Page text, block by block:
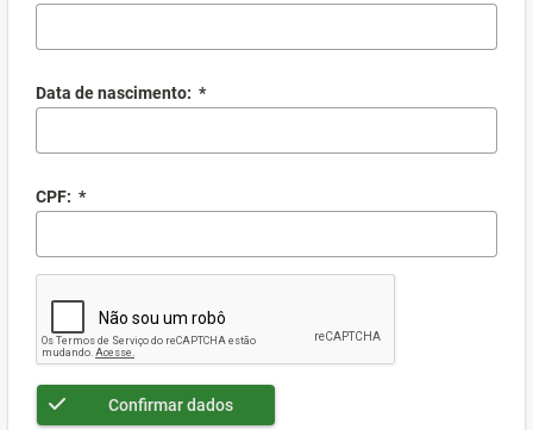
Data de nascimento: *
CPF: *
Confirmar dados